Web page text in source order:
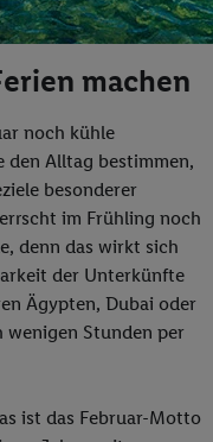
machen
noch kühle
den Alltag bestimmen,
besonderer
im Frühling noch
denn das wirkt sich
der Unterkünfte
Ägypten, Dubai oder
wenigen Stunden per
ist das Februar-Motto